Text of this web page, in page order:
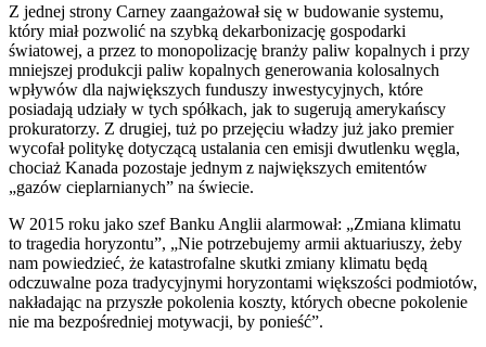
Z jednej strony Carney zaangażował się w budowanie systemu,
który miał pozwolić na szybką dekarbonizację gospodarki
światowej, a przez to monopolizację branży paliw kopalnych i przy
mniejszej produkcji paliw kopalnych generowania kolosalnych
wpływów dla największych funduszy inwestycyjnych, które
posiadają udziały w tych spółkach, jak to sugerują amerykańscy
prokuratorzy. Z drugiej, tuż po przejęciu władzy już jako premier
wycofał politykę dotyczącą ustalania cen emisji dwutlenku węgla,
chociaż Kanada pozostaje jednym z największych emitentów
„gazów cieplarnianych” na świecie.
W 2015 roku jako szef Banku Anglii alarmował: „Zmiana klimatu
to tragedia horyzontu”, „Nie potrzebujemy armii aktuariuszy, żeby
nam powiedzieć, że katastrofalne skutki zmiany klimatu będą
odczuwalne poza tradycyjnymi horyzontami większości podmiotów,
nakładając na przyszłe pokolenia koszty, których obecne pokolenie
nie ma bezpośredniej motywacji, by ponieść”.